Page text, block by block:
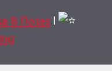
& Notes|